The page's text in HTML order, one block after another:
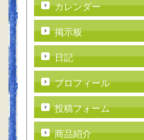
カレンダー
掲示板
日記
プロフィール
投稿フォーム
商品紹介